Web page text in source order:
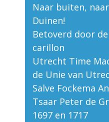
Naar buiten,
Duinen!
Betoverd door
carillon
Utrecht Time
de Unie van
Salve Fockema
Tsaar Peter de
1697 en 1717